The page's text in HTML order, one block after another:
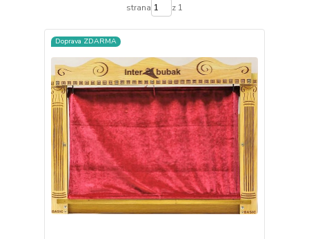
strana z 1
Doprava ZDARMA